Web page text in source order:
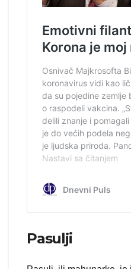
Pasulji